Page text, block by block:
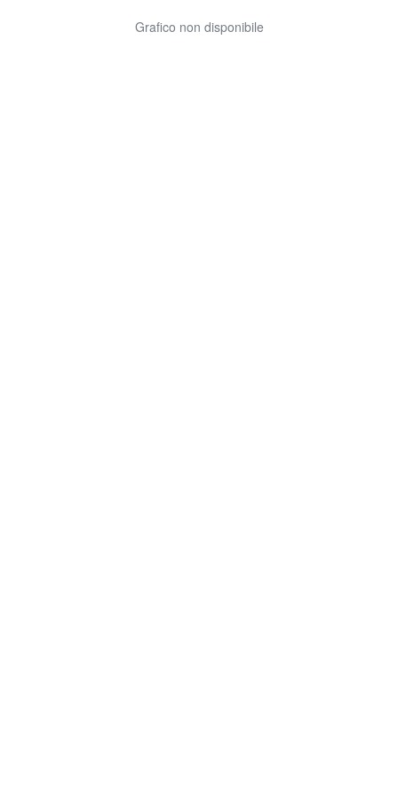
Grafico non disponibile